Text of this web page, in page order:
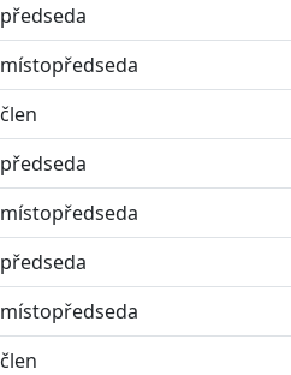
předseda
místopředseda
člen
předseda
místopředseda
předseda
místopředseda
člen